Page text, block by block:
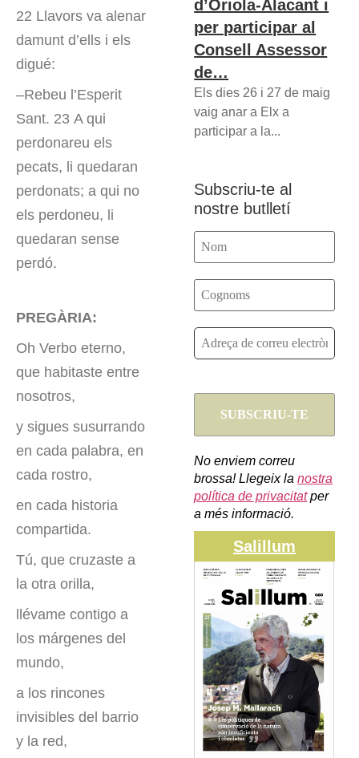
22 Llavors va alenar
damunt d’ells i els
digué:
–Rebeu l’Esperit
Sant. 23 A qui
perdonareu els
pecats, li quedaran
perdonats; a qui no
els perdoneu, li
quedaran sense
perdó.
PREGÀRIA:
Oh Verbo eterno,
que habitaste entre
nosotros,
y sigues susurrando
en cada palabra, en
cada rostro,
en cada historia
compartida.
Tú, que cruzaste a
la otra orilla,
llévame contigo a
los márgenes del
mundo,
a los rincones
invisibles del barrio
y la red,
d’Oriola-Alacant i
per participar al
Consell Assessor
de…
Els dies 26 i 27 de maig
vaig anar a Elx a
participar a la...
Subscriu-te al
nostre butlletí
No enviem correu
brossa! Llegeix lanostra
política de privacitatper
a més informació.
Salillum